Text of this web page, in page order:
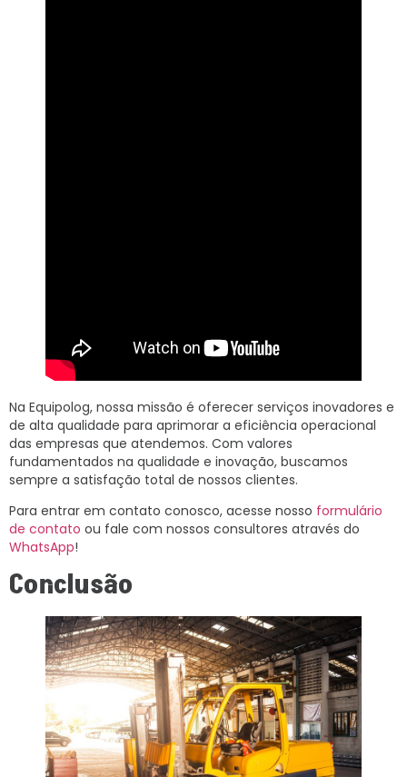
Na Equipolog, nossa missão é oferecer serviços inovadores e
de alta qualidade para aprimorar a eficiência operacional
das empresas que atendemos. Com valores
fundamentados na qualidade e inovação, buscamos
sempre a satisfação total de nossos clientes.
Para entrar em contato conosco, acesse nosso formulário
de contato ou fale com nossos consultores através do
WhatsApp!
Conclusão